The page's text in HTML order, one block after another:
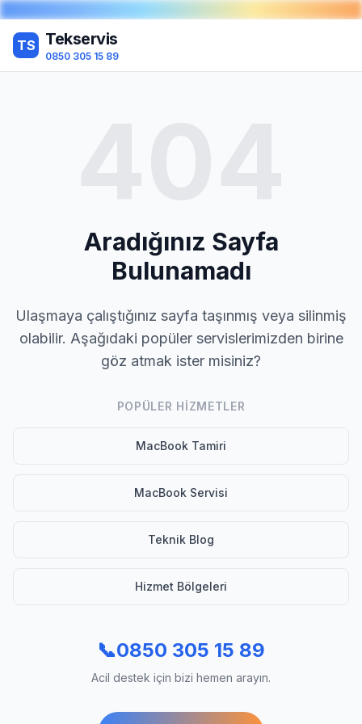
TS Tekservis
0850 305 15 89
Aradığınız Sayfa
Bulunamadı
Ulaşmaya çalıştığınız sayfa taşınmış veya silinmiş
olabilir. Aşağıdaki popüler servislerimizden birine
göz atmak ister misiniz?
POPÜLER HIZMETLER
MacBook Tamiri
MacBook Servisi
Teknik Blog
Hizmet Bölgeleri
📞0850 305 15 89
Acil destek için bizi hemen arayın.